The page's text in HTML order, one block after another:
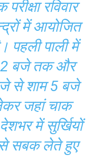
रविवार
में आयोजित
पहली पाली में
बजे तक और
से शाम 5 बजे
जहां चाक
में सुर्खियों
से सबक लेते हुए